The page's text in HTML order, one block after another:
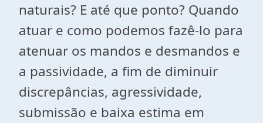
naturais? E até que ponto? Quando
atuar e como podemos fazê-lo para
atenuar os mandos e desmandos e
a passividade, a fim de diminuir
discrepâncias, agressividade,
submissão e baixa estima em